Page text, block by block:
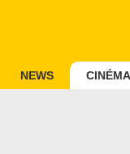
NEWS CINÉMA